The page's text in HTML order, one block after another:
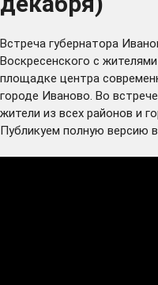
Встреча губернатора
Воскресенского с
площадке центра
городе Иваново. Во
жители из всех районов и
Публикуем полную версию